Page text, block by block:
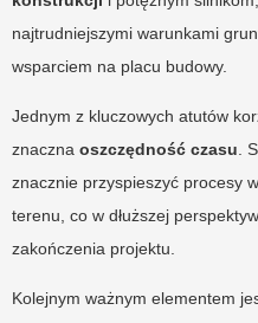
najtrudniejszymi warunkami
wsparciem na placu budowy.
Jednym z kluczowych atutów
znaczna oszczędność czasu.
znacznie przyspieszyć procesy
terenu, co w dłuższej
zakończenia projektu.
Kolejnym ważnym elementem